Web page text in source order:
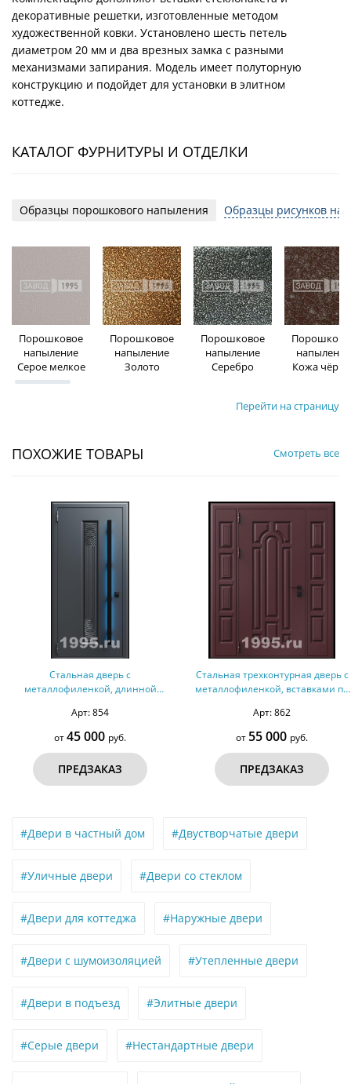
декоративные решетки, изготовленные методом
художественной ковки. Установлено шесть петель
диаметром 20 мм и два врезных замка с разными
механизмами запирания. Модель имеет полуторную
конструкцию и подойдет для установки в элитном
коттедже.
КАТАЛОГ ФУРНИТУРЫ И ОТДЕЛКИ
Образцы порошкового напыления Образцы рисунков на
Порошковое
напыление
Серое мелкое
Порошковое
напыление
Золото
Порошковое
напыление
Серебро
напыление
Кожа
Перейти на страницу
ПОХОЖИЕ ТОВАРЫ Смотреть все
Стальная дверь с
металлофиленкой, длинной
серым порошковым
окрашиванием RAL 7021 (тип
№6)
Арт: 854
45 000руб.
ПРЕДЗАКАЗ
Стальная трехконтурная дверь с
металлофиленкой, вставками по
напылением RAL 3007 (тип №2)
Арт: 862
55 000руб.
ПРЕДЗАКАЗ
#Двери в частный дом #Двустворчатые двери
#Уличные двери #Двери со стеклом
#Двери для коттеджа #Наружные двери
#Двери с шумоизоляцией #Утепленные двери
#Двери в подъезд #Элитные двери
#Серые двери #Нестандартные двери